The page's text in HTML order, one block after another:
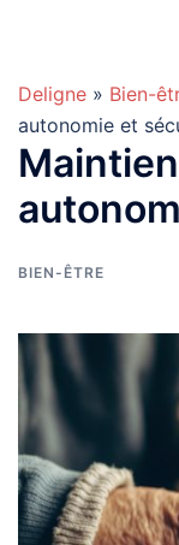
Deligne » Bien-
autonomie et
BIEN-ÊTRE